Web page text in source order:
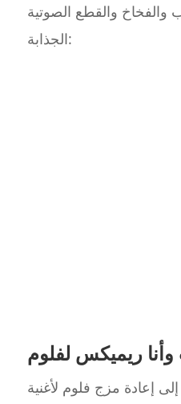
والفخاخ والقطع الصوتية
الجذابة:
ريميكس لفلوم